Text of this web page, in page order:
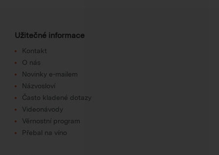
Užitečné informace
Kontakt
O nás
Novinky e-mailem
Názvosloví
Často kladené dotazy
Videonávody
Věrnostní program
Přebal na víno